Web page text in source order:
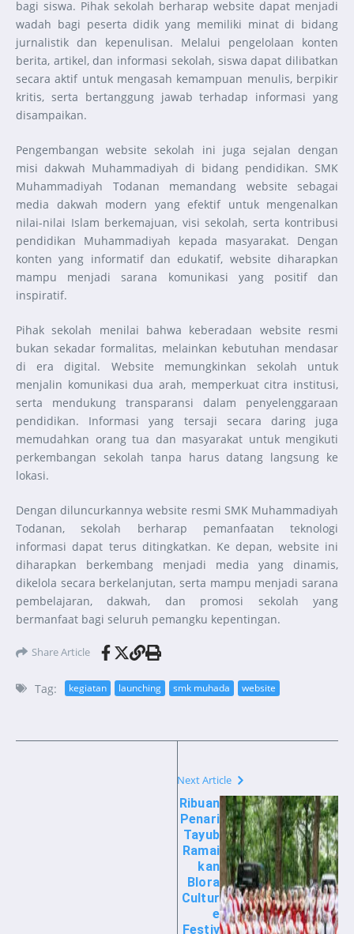
bagi siswa. Pihak sekolah berharap website dapat menjadi
wadah bagi peserta didik yang memiliki minat di bidang
jurnalistik dan kepenulisan. Melalui pengelolaan konten
berita, artikel, dan informasi sekolah, siswa dapat dilibatkan
secara aktif untuk mengasah kemampuan menulis, berpikir
kritis, serta bertanggung jawab terhadap informasi yang
disampaikan.
Pengembangan website sekolah ini juga sejalan dengan
misi dakwah Muhammadiyah di bidang pendidikan. SMK
Muhammadiyah Todanan memandang website sebagai
media dakwah modern yang efektif untuk mengenalkan
nilai-nilai Islam berkemajuan, visi sekolah, serta kontribusi
pendidikan Muhammadiyah kepada masyarakat. Dengan
konten yang informatif dan edukatif, website diharapkan
mampu menjadi sarana komunikasi yang positif dan
inspiratif.
Pihak sekolah menilai bahwa keberadaan website resmi
bukan sekadar formalitas, melainkan kebutuhan mendasar
di era digital. Website memungkinkan sekolah untuk
menjalin komunikasi dua arah, memperkuat citra institusi,
serta mendukung transparansi dalam penyelenggaraan
pendidikan. Informasi yang tersaji secara daring juga
memudahkan orang tua dan masyarakat untuk mengikuti
perkembangan sekolah tanpa harus datang langsung ke
lokasi.
Dengan diluncurkannya website resmi SMK Muhammadiyah
Todanan, sekolah berharap pemanfaatan teknologi
informasi dapat terus ditingkatkan. Ke depan, website ini
diharapkan berkembang menjadi media yang dinamis,
dikelola secara berkelanjutan, serta mampu menjadi sarana
pembelajaran, dakwah, dan promosi sekolah yang
bermanfaat bagi seluruh pemangku kepentingan.
Share Article
Tag: kegiatan launching smk muhada website
Next Article
Ribuan
Penari
Tayub
Ramai
kan
Blora
Cultur
e
Festiv